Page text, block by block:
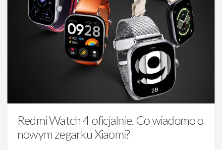
Redmi Watch 4 oficjalnie. Co wiadomo o
nowym zegarku Xiaomi?